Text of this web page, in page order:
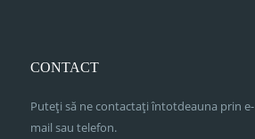
CONTACT
Puteți să ne contactați întotdeauna prin e-
mail sau telefon.